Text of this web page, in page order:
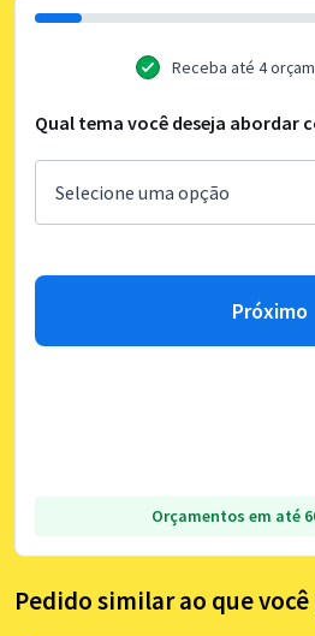
Receba até 4
Qual tema você deseja abordar
Próximo
Orçamentos em até
Pedido similar ao que